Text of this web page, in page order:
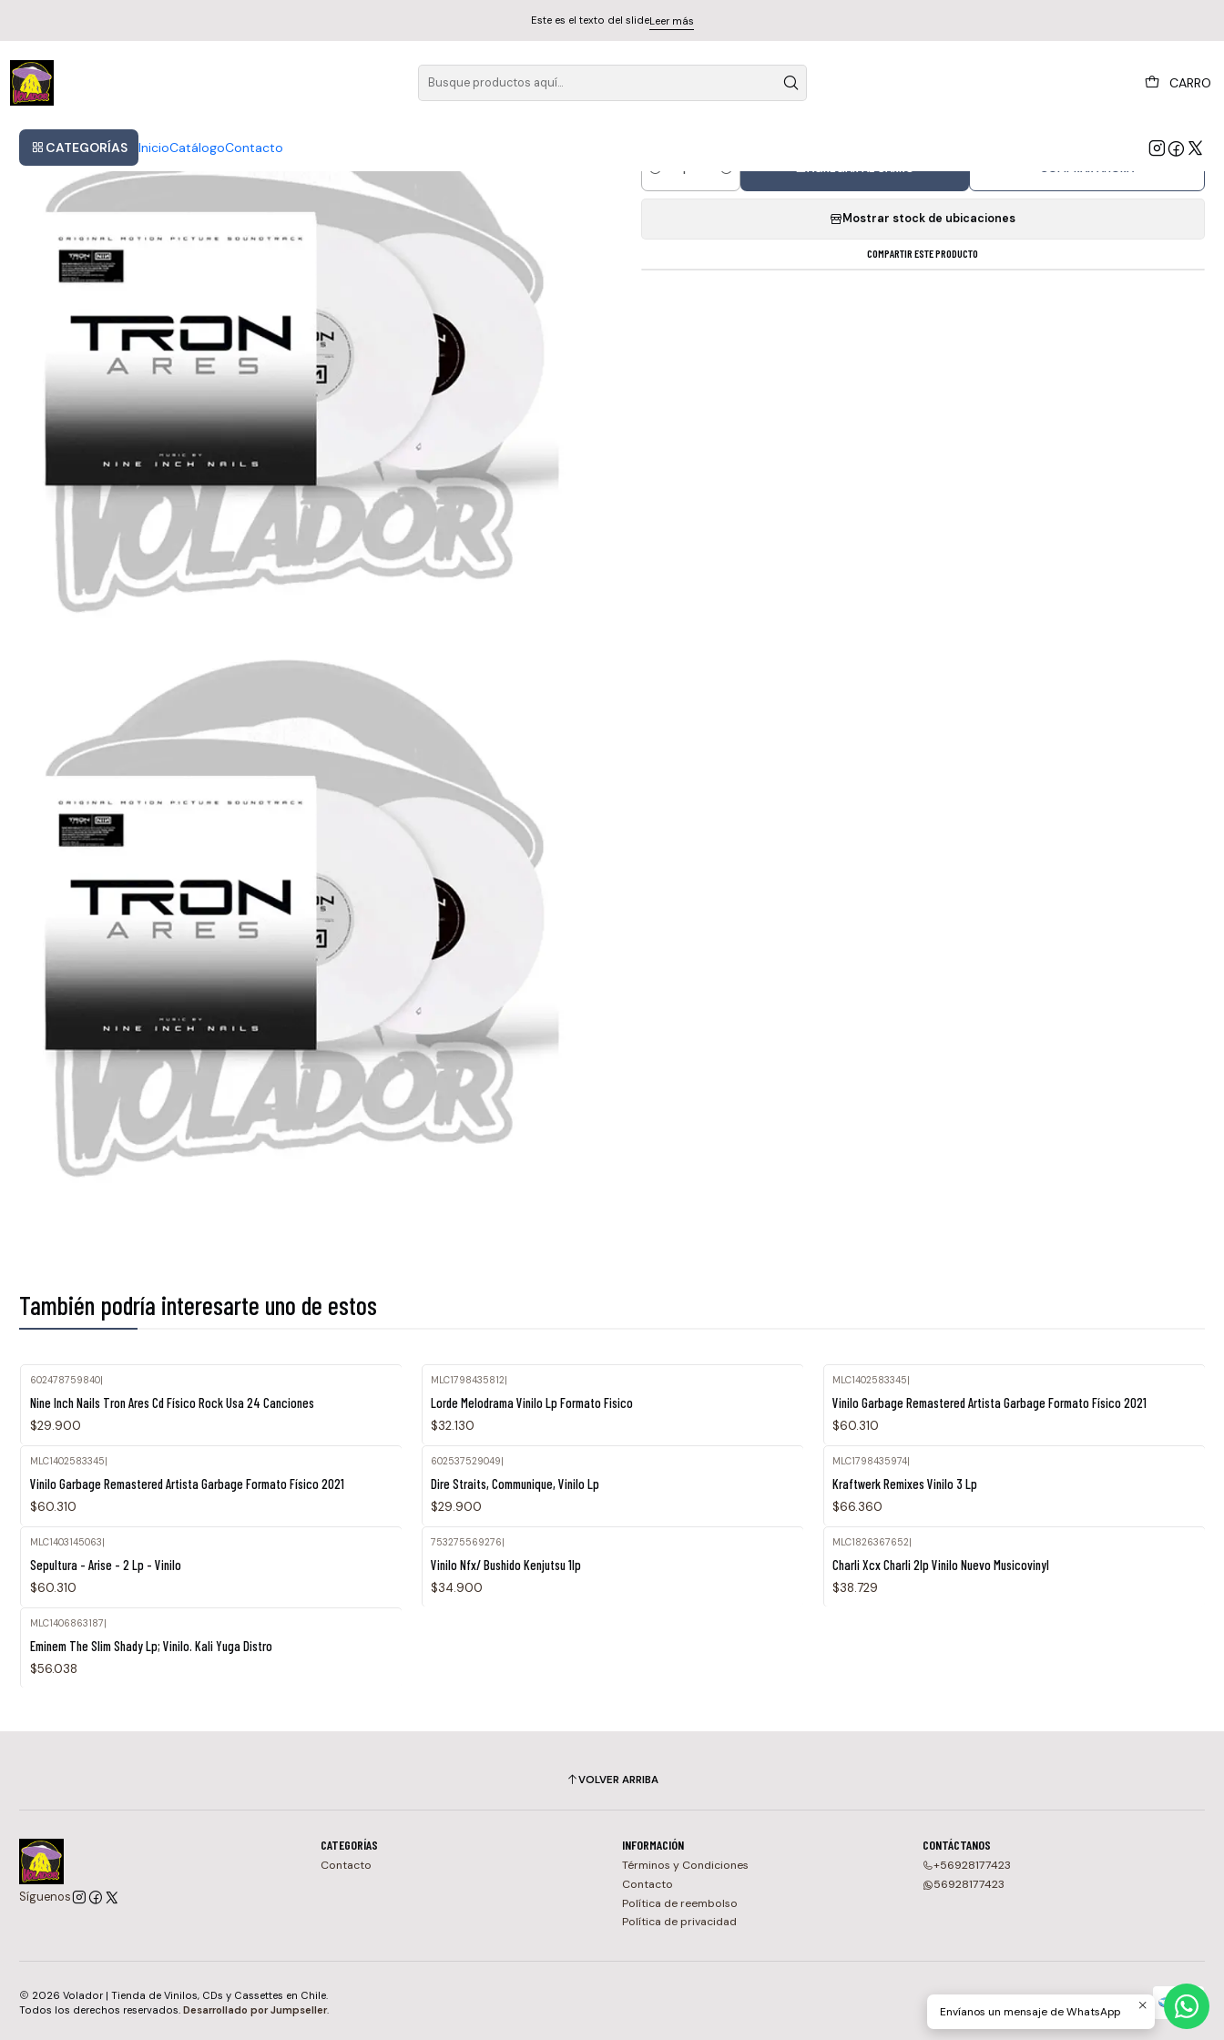
CARRO
CATEGORÍAS InicioCatálogoContacto
Este es el texto del slideLeer más
Vinilo Doble Nine Inch Nails Tron Ares 2 Lp 24 Canciones
Cantidad
AGREGAR AL CARRO COMPRAR AHORA
Mostrar stock de ubicaciones
COMPARTIR ESTE PRODUCTO
También podría interesarte uno de estos
602478759840|
Nine Inch Nails Tron Ares Cd Físico Rock Usa 24 Canciones
$29.900
MLC1798435812|
Lorde Melodrama Vinilo Lp Formato Fisico
$32.130
MLC1402583345|
Vinilo Garbage Remastered Artista Garbage Formato Físico 2021
$60.310
MLC1402583345|
Vinilo Garbage Remastered Artista Garbage Formato Físico 2021
$60.310
602537529049|
Dire Straits, Communique, Vinilo Lp
$29.900
MLC1798435974|
Kraftwerk Remixes Vinilo 3 Lp
$66.360
MLC1403145063
Sepultura - Arise - 2 Lp - Vinilo
$60.310
753275569276
Vinilo Nfx/ Bushido Kenjutsu 1lp
$34.900
MLC1826367652
Charli Xcx Charli 2lp Vinilo Nuevo Musicovinyl
$38.729
MLC1406863187
Eminem The Slim Shady Lp; Vinilo. Kali Yuga Distro
$56.038
VOLVER ARRIBA
Síguenos
CATEGORÍAS
Contacto
INFORMACIÓN
Términos y Condiciones
Contacto
Política de reembolso
Política de privacidad
CONTÁCTANOS
+56928177423
56928177423
2026 Volador | Tienda de Vinilos, CDs y Cassettes en Chile.
Todos los derechos reservados. Desarrollado por Jumpseller. Envíanos un mensaje de WhatsApp